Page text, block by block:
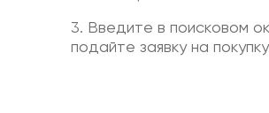
3. Введите в поисковом
подайте заявку на покупку.